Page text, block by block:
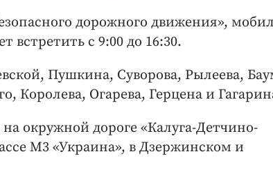
дорожного движения»,
с 9:00 до 16:30.
Пушкина, Суворова, Рылеева,
Королева, Огарева, Герцена и
окружной дороге «Калуга-Детчино-
М3 «Украина», в Дзержинском и